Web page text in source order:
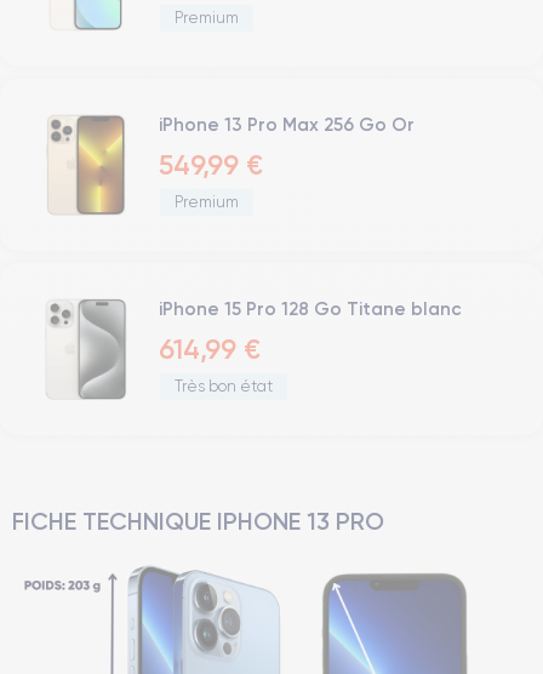
Premium
iPhone 13 Pro Max 256 Go Or
549,99 €
Premium
iPhone 15 Pro 128 Go Titane blanc
614,99 €
Très bon état
FICHE TECHNIQUE IPHONE 13 PRO